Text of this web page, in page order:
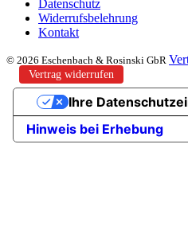
Datenschutz
Widerrufsbelehrung
Kontakt
© 2026 Eschenbach & Rosinski GbR
Vertrag widerrufen
Hinweis bei Erhebung
Ihre